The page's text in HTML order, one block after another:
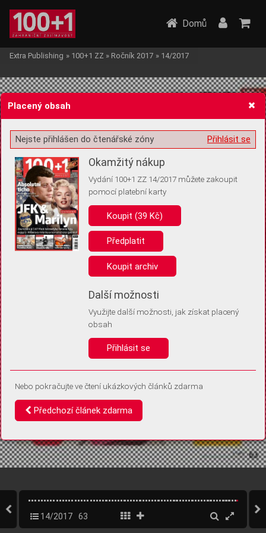
Žádost o souhlas s ukládáním volitelných informací
Pro základní fungování webu nepotřebujeme ukládat žádné informace
(tzv. cookies apod.). Rádi bychom vás ale požádali o souhlas s
uložením volitelných informací:
Anonymní unikátní ID
Díky němu příště poznáme, že se jedná o stejné zařízení, a
Identifikátor je zcela anonymní.
Vaše souhlasy a odmítnutí si ukládáme do vašeho zařízení, abychom se
vás už příště znovu neptali. Můžete je kdykoli později upravit ve Správě
Domů
Extra Publishing » 100+1 ZZ » Ročník 2017 » 14/2017
14/2017 63
Placený obsah
Přihlásit se
Nejste přihlášen do čtenářské zóny
Okamžitý nákup
Vydání 100+1 ZZ 14/2017 můžete zakoupit
pomocí platební karty
Koupit (39 Kč)
Předplatit
Koupit archiv
Další možnosti
Využijte další možnosti, jak získat placený
obsah
Přihlásit se
Nebo pokračujte ve čtení ukázkových článků zdarma
Předchozí článek zdarma